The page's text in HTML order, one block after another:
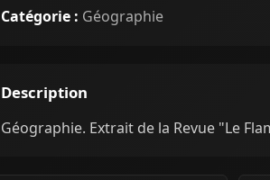
Catégorie : Géographie
Description
Géographie. Extrait de la Revue "Le